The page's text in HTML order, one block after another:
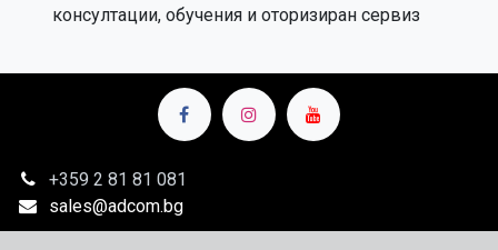
консултации, обучения и оторизиран сервиз
+359 2 81 81 081
sales@adcom.bg